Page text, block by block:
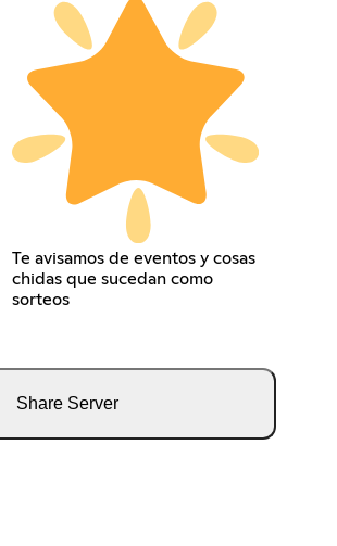
Te avisamos de eventos y cosas
chidas que sucedan como
sorteos
Share Server